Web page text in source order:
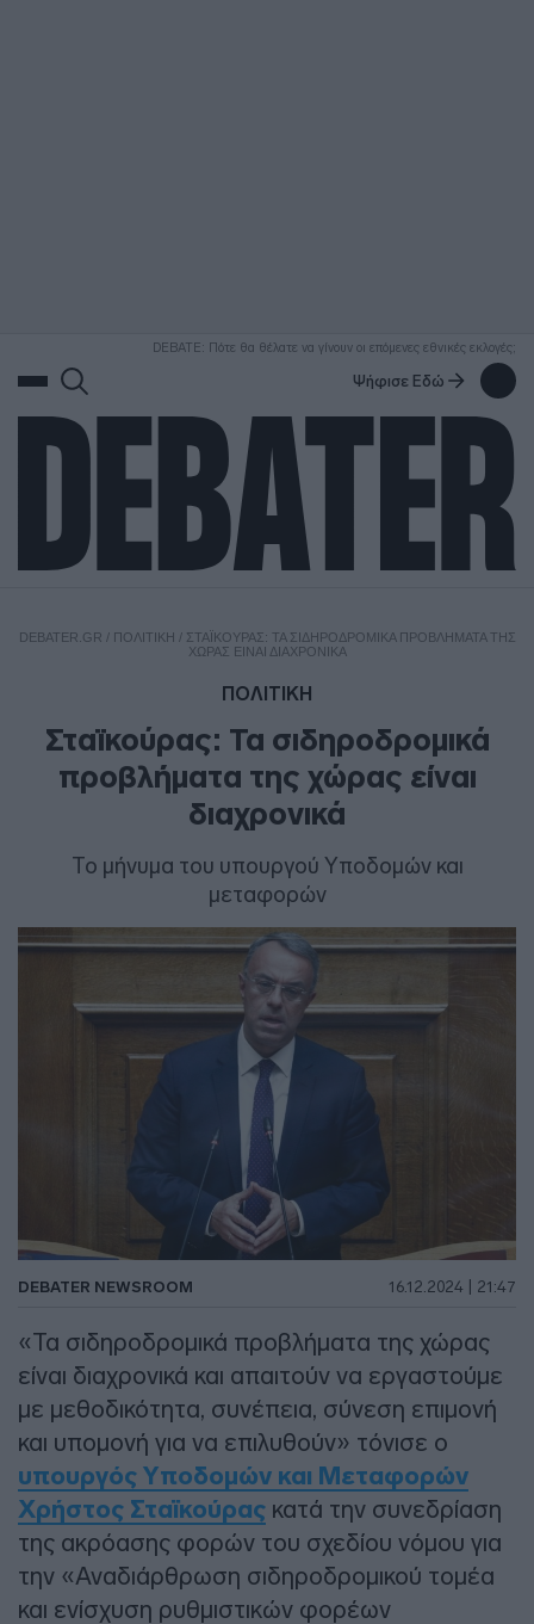
DEBATE: Πότε θα θέλατε να γίνουν οι επόμενες εθνικές εκλογές;
Ψήφισε Εδώ
DEBATER.GR / ΠΟΛΙΤΙΚΗ / ΣΤΑΪΚΟΎΡΑΣ: ΤΑ ΣΙΔΗΡΟΔΡΟΜΙΚΆ ΠΡΟΒΛΉΜΑΤΑ ΤΗΣ
ΧΏΡΑΣ ΕΊΝΑΙ ΔΙΑΧΡΟΝΙΚΆ
ΠΟΛΙΤΙΚΗ
Σταϊκούρας: Τα σιδηροδρομικά
προβλήματα της χώρας είναι
διαχρονικά
Το μήνυμα του υπουργού Υποδομών και
μεταφορών
DEBATER NEWSROOM 16.12.2024 | 21:47
«Τα σιδηροδρομικά προβλήματα της χώρας
είναι διαχρονικά και απαιτούν να εργαστούμε
με μεθοδικότητα, συνέπεια, σύνεση επιμονή
και υπομονή για να επιλυθούν» τόνισε ο
υπουργός Υποδομών και Μεταφορών
Χρήστος Σταϊκούρας κατά την συνεδρίαση
της ακρόασης φορών του σχεδίου νόμου για
την «Αναδιάρθρωση σιδηροδρομικού τομέα
και ενίσχυση ρυθμιστικών φορέων